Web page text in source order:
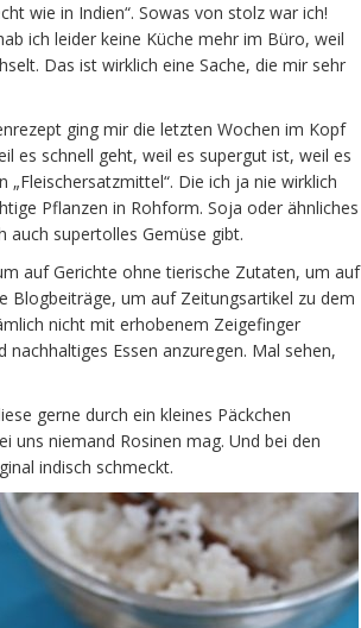
wie in Indien“. Sowas von stolz war ich!
ich leider keine Küche mehr im Büro, weil
Das ist wirklich eine Sache, die mir sehr
ging mir die letzten Wochen im Kopf
es schnell geht, weil es supergut ist, weil es
Die ich ja nie wirklich
Pflanzen in Rohform. Soja oder ähnliches
auch supertolles Gemüse gibt.
auf Gerichte ohne tierische Zutaten, um auf
Blogbeiträge, um auf Zeitungsartikel zu dem
nicht mit erhobenem Zeigefinger
Essen anzuregen. Mal sehen,
gerne durch ein kleines Päckchen
uns niemand Rosinen mag. Und bei den
indisch schmeckt.